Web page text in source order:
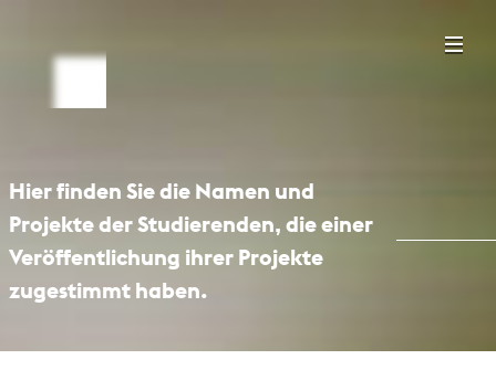
Hier finden Sie die Namen und
Projekte der Studierenden, die einer
Veröffentlichung ihrer Projekte
zugestimmt haben.